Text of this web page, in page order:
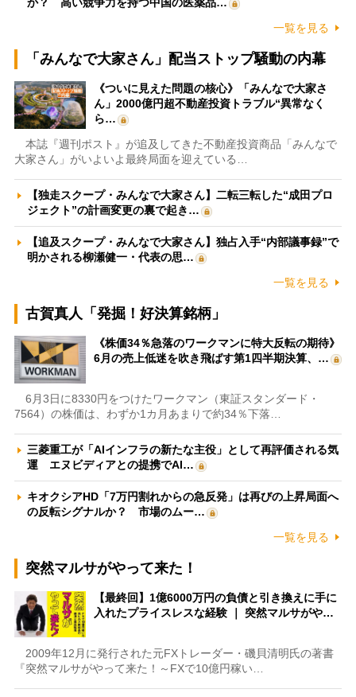
一覧を見る
「みんなで大家さん」配当ストップ騒動の内幕
《ついに見えた問題の核心》「みんなで大家さ
ん」2000億円超不動産投資トラブル“異常なく
ら…
本誌『週刊ポスト』が追及してきた不動産投資商品「みんなで
大家さん」がいよいよ最終局面を迎えている…
【独走スクープ・みんなで大家さん】二転三転した“成田プロ
ジェクト”の計画変更の裏で起き…
【追及スクープ・みんなで大家さん】独占入手“内部議事録”で
明かされる柳瀬健一・代表の思…
一覧を見る
古賀真人「発掘！好決算銘柄」
《株価34％急落のワークマンに特大反転の期待》
6月の売上低迷を吹き飛ばす第1四半期決算、…
6月3日に8330円をつけたワークマン（東証スタンダード・
7564）の株価は、わずか1カ月あまりで約34％下落…
三菱重工が「AIインフラの新たな主役」として再評価される気
運 エヌビディアとの提携でAI…
キオクシアHD「7万円割れからの急反発」は再びの上昇局面へ
の反転シグナルか？ 市場のムー…
一覧を見る
突然マルサがやって来た！
【最終回】1億6000万円の負債と引き換えに手に
入れたプライスレスな経験 ｜ 突然マルサがや…
2009年12月に発行された元FXトレーダー・磯貝清明氏の著書
『突然マルサがやって来た！～FXで10億円稼い…